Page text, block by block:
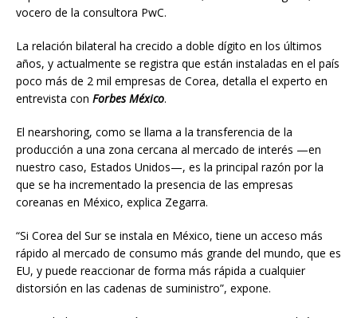
vocero de la consultora PwC.
La relación bilateral ha crecido a doble dígito en los últimos
años, y actualmente se registra que están instaladas en el país
poco más de 2 mil empresas de Corea, detalla el experto en
entrevista con Forbes México.
El nearshoring, como se llama a la transferencia de la
producción a una zona cercana al mercado de interés —en
nuestro caso, Estados Unidos—, es la principal razón por la
que se ha incrementado la presencia de las empresas
coreanas en México, explica Zegarra.
“Si Corea del Sur se instala en México, tiene un acceso más
rápido al mercado de consumo más grande del mundo, que es
EU, y puede reaccionar de forma más rápida a cualquier
distorsión en las cadenas de suministro”, expone.